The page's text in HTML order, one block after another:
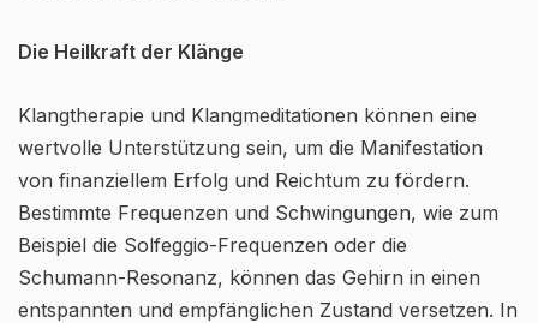
Die Heilkraft der Klänge
Klangtherapie und Klangmeditationen können eine
wertvolle Unterstützung sein, um die Manifestation
von finanziellem Erfolg und Reichtum zu fördern.
Bestimmte Frequenzen und Schwingungen, wie zum
Beispiel die Solfeggio-Frequenzen oder die
Schumann-Resonanz, können das Gehirn in einen
entspannten und empfänglichen Zustand versetzen. In